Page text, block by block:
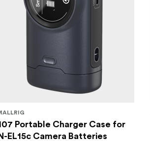
Portable Charger Case for
EL15c Camera Batteries